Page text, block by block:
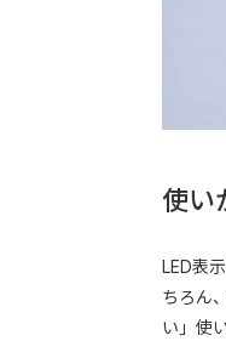
使い
LED表
ちろん
い」使